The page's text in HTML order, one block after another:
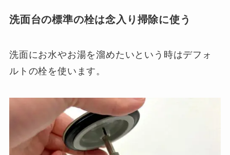
洗面台の標準の栓は念入り掃除に使う
洗面にお水やお湯を溜めたいという時はデフォ
ルトの栓を使います。